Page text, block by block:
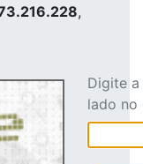
,
Digite
lado no